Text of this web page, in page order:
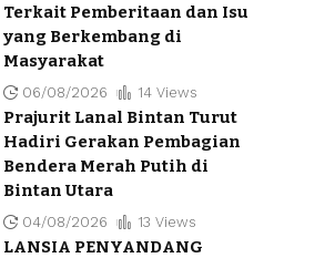
Terkait Pemberitaan dan Isu
yang Berkembang di
Masyarakat
06/08/2026 14 Views
Prajurit Lanal Bintan Turut
Hadiri Gerakan Pembagian
Bendera Merah Putih di
Bintan Utara
04/08/2026 13 Views
LANSIA PENYANDANG